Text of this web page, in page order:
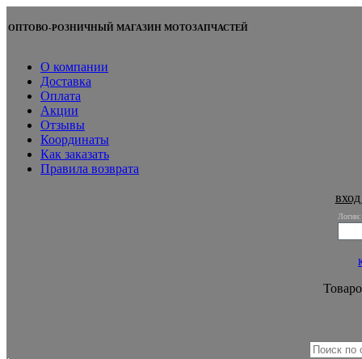
ОПТОВО-РОЗНИЧНЫЙ МАГАЗИН МОТОЗАПЧАСТЕЙ
О компании
Доставка
Оплата
Акции
Отзывы
Координаты
Как заказать
Правила возврата
Логин: